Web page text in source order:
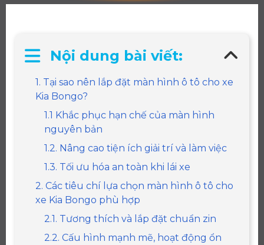
Nội dung bài viết:
1. Tại sao nên lắp đặt màn hình ô tô cho xe
Kia Bongo?
1.1 Khắc phục hạn chế của màn hình
nguyên bản
1.2. Nâng cao tiện ích giải trí và làm việc
1.3. Tối ưu hóa an toàn khi lái xe
2. Các tiêu chí lựa chọn màn hình ô tô cho
xe Kia Bongo phù hợp
2.1. Tương thích và lắp đặt chuẩn zin
2.2. Cấu hình mạnh mẽ, hoạt động ổn